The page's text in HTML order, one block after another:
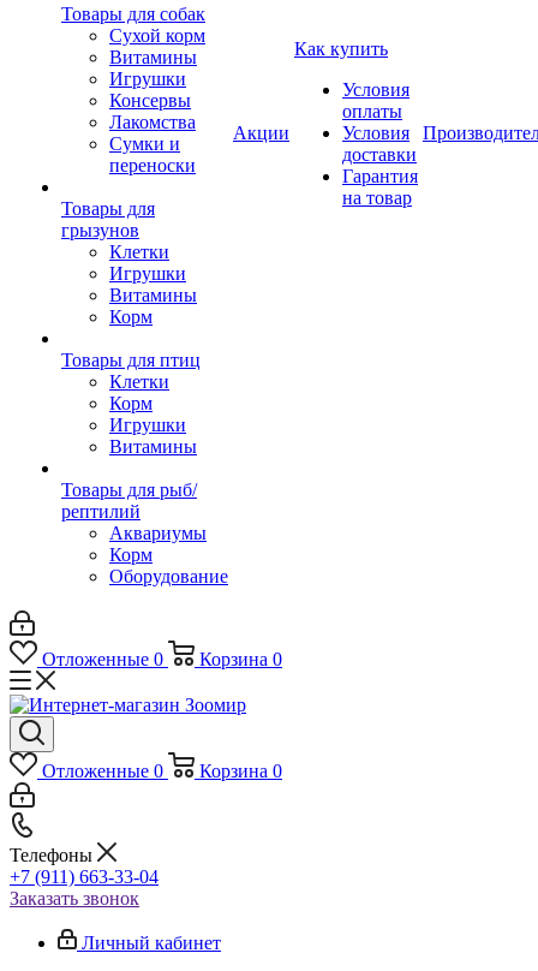
Товары для собак
Cухой корм
Витамины
Игрушки
Консервы
Лакомства
Сумки и
переноски
Товары для
грызунов
Клетки
Игрушки
Витамины
Корм
Товары для птиц
Клетки
Корм
Игрушки
Витамины
Товары для рыб/
рептилий
Аквариумы
Корм
Оборудование
Акции
Как купить
Условия
оплаты
Условия
доставки
Гарантия
на товар
Отложенные 0 Корзина 0
Отложенные 0 Корзина 0
Телефоны
+7 (911) 663-33-04
Заказать звонок
Личный кабинет